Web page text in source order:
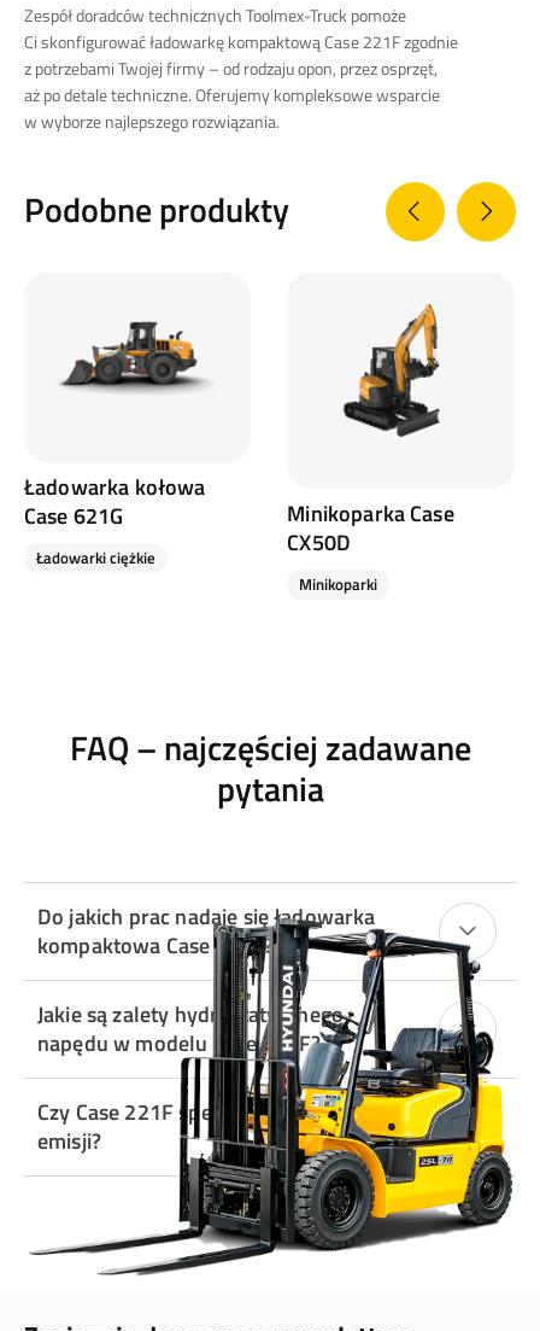
Zespół doradców technicznych Toolmex-Truck pomoże
Ci skonfigurować ładowarkę kompaktową Case 221F zgodnie
z potrzebami Twojej firmy – od rodzaju opon, przez osprzęt,
aż po detale techniczne. Oferujemy kompleksowe wsparcie
w wyborze najlepszego rozwiązania.
Podobne produkty
Ładowarka kołowa
Case 621G
Ładowarki ciężkie
Minikoparka Case
CX50D
Minikoparki
FAQ – najczęściej zadawane
pytania
Do jakich prac nadaje się ładowarka
kompaktowa Case 221F?
Jakie są zalety hydrostatycznego
napędu w modelu Case 221F?
Czy Case 221F spełnia aktualne normy
emisji?